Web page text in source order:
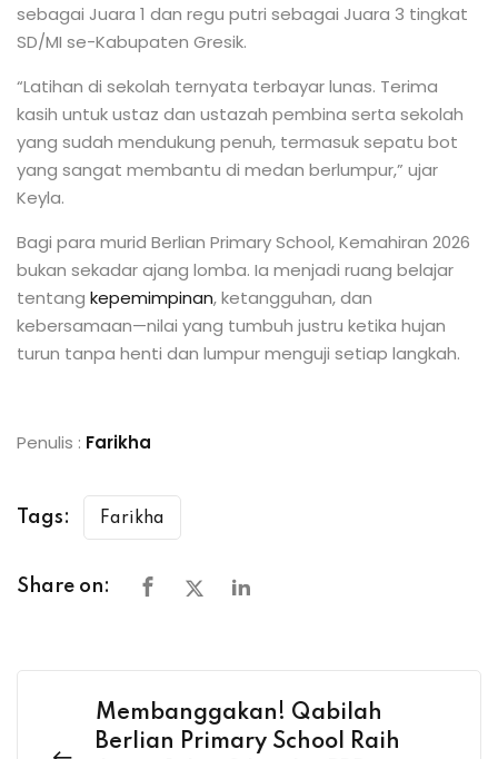
sebagai Juara 1 dan regu putri sebagai Juara 3 tingkat
SD/MI se-Kabupaten Gresik.
“Latihan di sekolah ternyata terbayar lunas. Terima
kasih untuk ustaz dan ustazah pembina serta sekolah
yang sudah mendukung penuh, termasuk sepatu bot
yang sangat membantu di medan berlumpur,” ujar
Keyla.
Bagi para murid Berlian Primary School, Kemahiran 2026
bukan sekadar ajang lomba. Ia menjadi ruang belajar
tentang kepemimpinan, ketangguhan, dan
kebersamaan—nilai yang tumbuh justru ketika hujan
turun tanpa henti dan lumpur menguji setiap langkah.
Penulis : Farikha
Tags: Farikha
Share on:
Membanggakan! Qabilah
Berlian Primary School Raih